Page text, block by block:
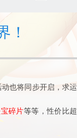
！
动也将同步开启，求运
碎片等等 ，性价比超